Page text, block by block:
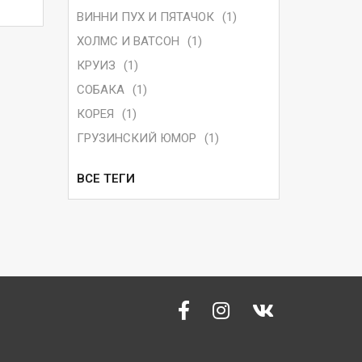
ВИННИ ПУХ И ПЯТАЧОК (1)
ХОЛМС И ВАТСОН
(1)
КРУИЗ
(1)
СОБАКА (1)
КОРЕЯ
(1)
ГРУЗИНСКИЙ ЮМОР
(1)
ВСЕ ТЕГИ